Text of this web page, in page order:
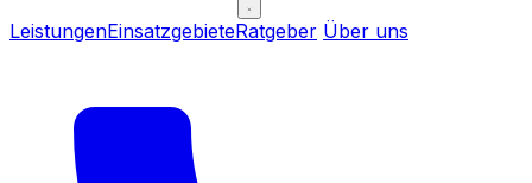
LeistungenEinsatzgebieteRatgeber Über uns